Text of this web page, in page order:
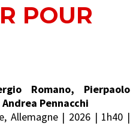
POUR
Romano, Pierpaolo
Pennacchi
Allemagne | 2026 | 1h40 |